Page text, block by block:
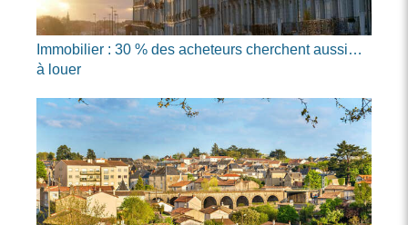
Immobilier : 30 % des acheteurs cherchent aussi…
à louer